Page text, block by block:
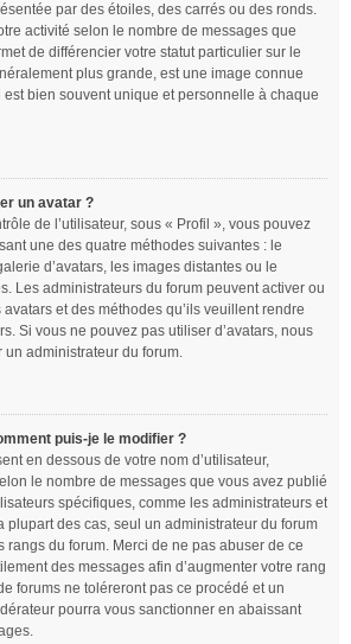
par des étoiles, des carrés ou des ronds.
activité selon le nombre de messages que
de différencier votre statut particulier sur le
plus grande, est une image connue
est bien souvent unique et personnelle à chaque
un avatar ?
de l’utilisateur, sous « Profil », vous pouvez
une des quatre méthodes suivantes : le
d’avatars, les images distantes ou le
Les administrateurs du forum peuvent activer ou
et des méthodes qu’ils veuillent rendre
Si vous ne pouvez pas utiliser d’avatars, nous
un administrateur du forum.
puis-je le modifier ?
en dessous de votre nom d’utilisateur,
le nombre de messages que vous avez publié
spécifiques, comme les administrateurs et
plupart des cas, seul un administrateur du forum
rangs du forum. Merci de ne pas abuser de ce
des messages afin d’augmenter votre rang
forums ne toléreront pas ce procédé et un
pourra vous sanctionner en abaissant